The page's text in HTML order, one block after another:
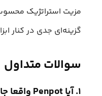
گزینه‌ای جدی در کنار
سوالات متداول